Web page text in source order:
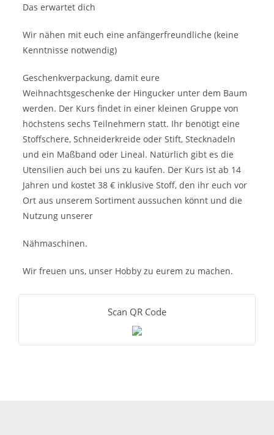
Das erwartet dich
Wir nähen mit euch eine anfängerfreundliche (keine
Kenntnisse notwendig)
Geschenkverpackung, damit eure
Weihnachtsgeschenke der Hingucker unter dem Baum
werden. Der Kurs findet in einer kleinen Gruppe von
höchstens sechs Teilnehmern statt. Ihr benötigt eine
Stoffschere, Schneiderkreide oder Stift, Stecknadeln
und ein Maßband oder Lineal. Natürlich gibt es die
Utensilien auch bei uns zu kaufen. Der Kurs ist ab 14
Jahren und kostet 38 € inklusive Stoff, den ihr euch vor
Ort aus unserem Sortiment aussuchen könnt und die
Nutzung unserer
Nähmaschinen.
Wir freuen uns, unser Hobby zu eurem zu machen.
Scan QR Code